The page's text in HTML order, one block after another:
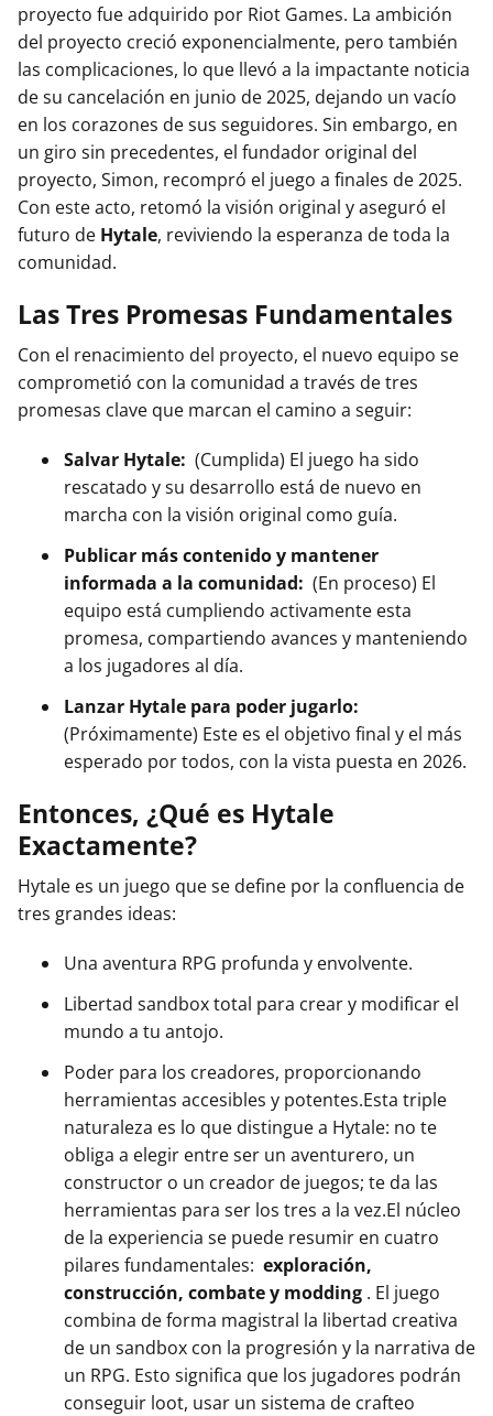
proyecto fue adquirido por Riot Games. La ambición
del proyecto creció exponencialmente, pero también
las complicaciones, lo que llevó a la impactante noticia
de su cancelación en junio de 2025, dejando un vacío
en los corazones de sus seguidores. Sin embargo, en
un giro sin precedentes, el fundador original del
proyecto, Simon, recompró el juego a finales de 2025.
Con este acto, retomó la visión original y aseguró el
futuro de Hytale, reviviendo la esperanza de toda la
comunidad.
Las Tres Promesas Fundamentales
Con el renacimiento del proyecto, el nuevo equipo se
comprometió con la comunidad a través de tres
promesas clave que marcan el camino a seguir:
Salvar Hytale: (Cumplida) El juego ha sido
rescatado y su desarrollo está de nuevo en
marcha con la visión original como guía.
Publicar más contenido y mantener
informada a la comunidad: (En proceso) El
equipo está cumpliendo activamente esta
promesa, compartiendo avances y manteniendo
a los jugadores al día.
Lanzar Hytale para poder jugarlo:
(Próximamente) Este es el objetivo final y el más
esperado por todos, con la vista puesta en 2026.
Entonces, ¿Qué es Hytale
Exactamente?
Hytale es un juego que se define por la confluencia de
tres grandes ideas:
Una aventura RPG profunda y envolvente.
Libertad sandbox total para crear y modificar el
mundo a tu antojo.
Poder para los creadores, proporcionando
herramientas accesibles y potentes.Esta triple
naturaleza es lo que distingue a Hytale: no te
obliga a elegir entre ser un aventurero, un
constructor o un creador de juegos; te da las
herramientas para ser los tres a la vez.El núcleo
de la experiencia se puede resumir en cuatro
pilares fundamentales: exploración,
construcción, combate y modding . El juego
combina de forma magistral la libertad creativa
de un sandbox con la progresión y la narrativa de
un RPG. Esto significa que los jugadores podrán
conseguir loot, usar un sistema de crafteo